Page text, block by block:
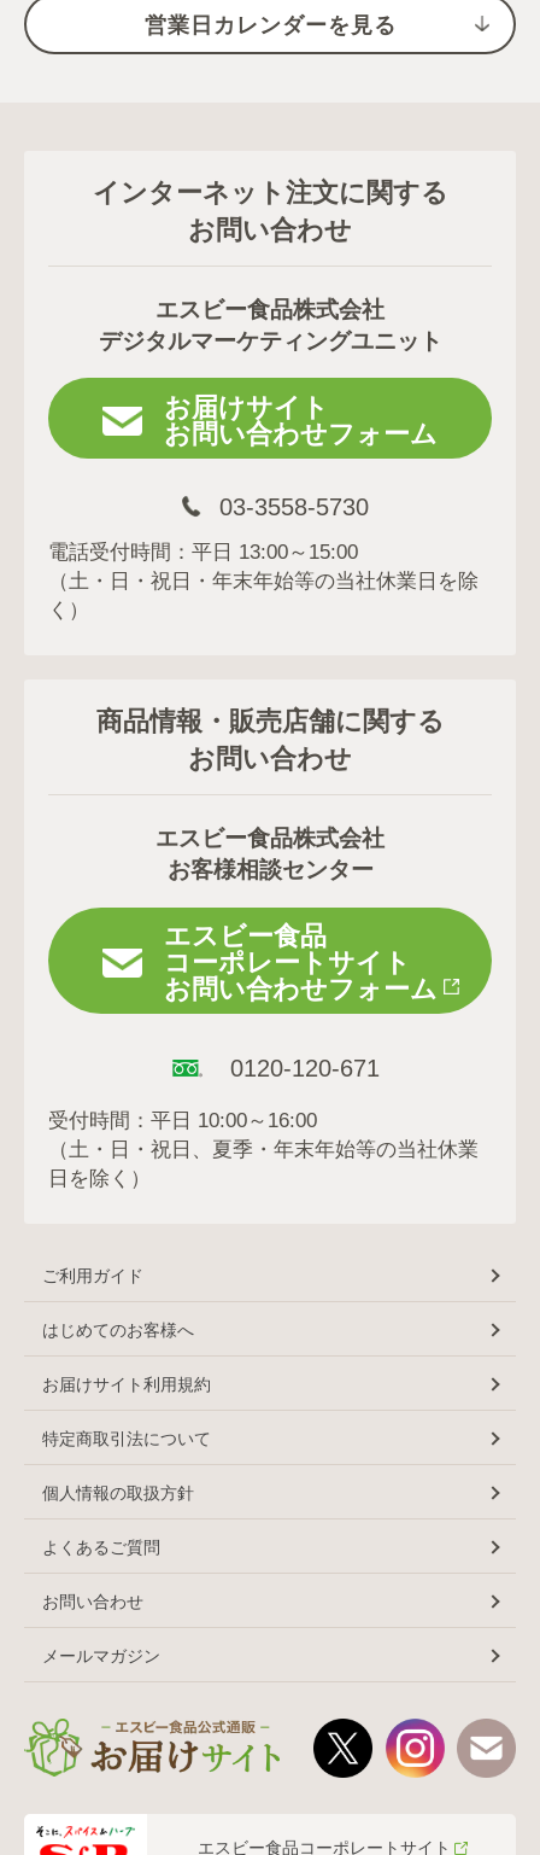
営業日カレンダーを見る
インターネット注文に関する
お問い合わせ
エスビー食品株式会社
デジタルマーケティングユニット
お届けサイト
お問い合わせフォーム
03-3558-5730
電話受付時間：平日 13:00～15:00
（土・日・祝日・年末年始等の当社休業日を除
く）
商品情報・販売店舗に関する
お問い合わせ
エスビー食品株式会社
お客様相談センター
エスビー食品
コーポレートサイト
お問い合わせフォーム
0120-120-671
受付時間：平日 10:00～16:00
（土・日・祝日、夏季・年末年始等の当社休業
日を除く）
ご利用ガイド
はじめてのお客様へ
お届けサイト利用規約
特定商取引法について
個人情報の取扱方針
よくあるご質問
お問い合わせ
メールマガジン
エスビー食品コーポレートサイト